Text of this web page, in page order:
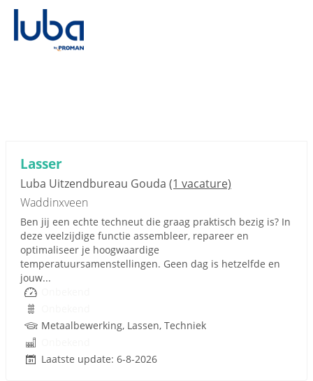
Lasser
Luba Uitzendbureau Gouda (1 vacature)
Waddinxveen
Ben jij een echte techneut die graag praktisch bezig is? In
deze veelzijdige functie assembleer, repareer en
optimaliseer je hoogwaardige
temperatuursamenstellingen. Geen dag is hetzelfde en
jouw...
Metaalbewerking, Lassen, Techniek
Laatste update: 6-8-2026